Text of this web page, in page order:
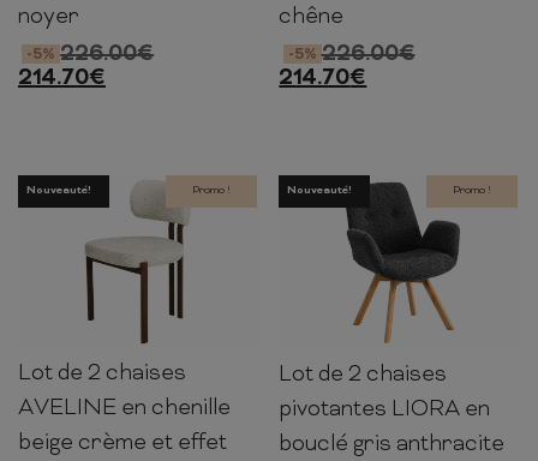
noyer
226.00€
-5%
214.70€
chêne
226.00€
-5%
214.70€
Nouveauté! Promo !
81cm 56cm
Lot de 2 chaises
AVELINE en chenille
beige crème et effet
Nouveauté! Promo !
85cm 61cm
Lot de 2 chaises
pivotantes LIORA en
bouclé gris anthracite